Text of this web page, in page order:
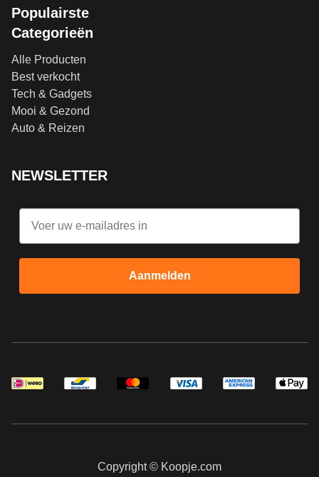
Populairste
Categorieën
Alle Producten
Best verkocht
Tech & Gadgets
Mooi & Gezond
Auto & Reizen
NEWSLETTER
Email
Aanmelden
Copyright © Koopje.com